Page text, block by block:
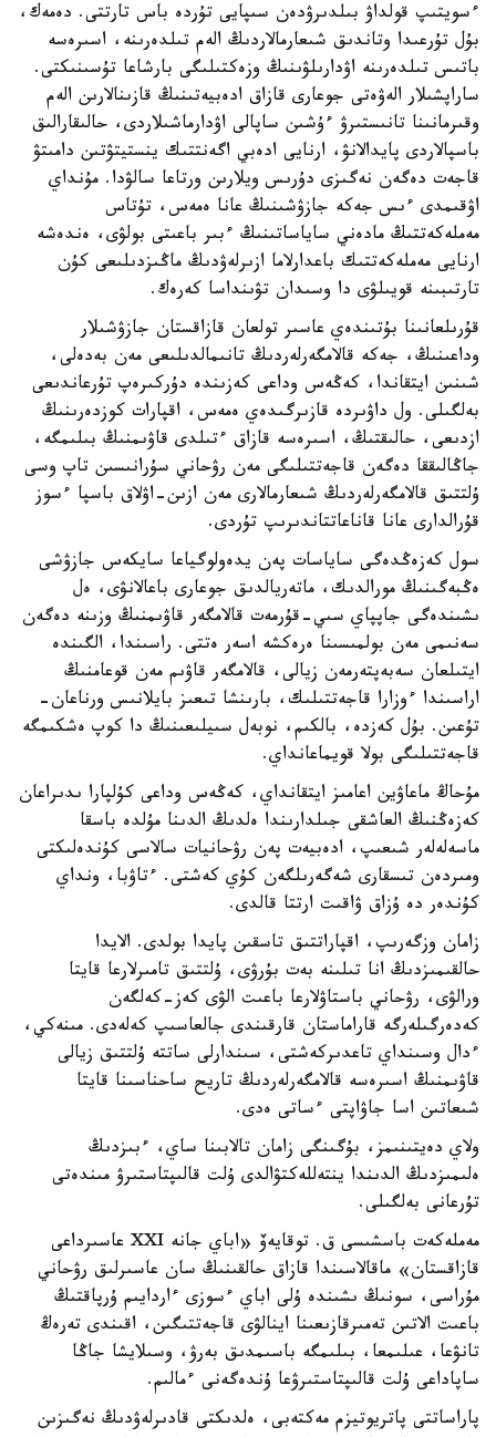
ءسويتىپ قولداۋ بىلدىرۋدەن سىپايى تۇردە باس تارتتى. دەمەك،
بۇل تۇرعىدا وتاندىق شىعارمالاردىڭ الەم تىلدەرىنە، اسىرەسە
باتىس تىلدەرىنە اۋدارىلۋىنىڭ وزەكتىلىگى بارشاعا تۇسىنىكتى.
ساراپشىلار الەۋەتى جوعارى قازاق ادەبيەتىنىڭ قازىنالارىن الەم
وقىرمانىنا تانىستىرۋ ءۇشىن ساپالى اۋدارماشىلاردى، حالىقارالىق
باسپالاردى پايدالانۋ، ارنايى ادەبي اگەنتتىك ينستيتۋتىن دامىتۋ
قاجەت دەگەن نەگىزى دۇرىس ويلارىن ورتاعا سالۋدا. مۇنداي
اۋقىمدى ءىس جەكە جازۋشىنىڭ عانا ەمەس، تۇتاس
مەملەكەتتىڭ مادەني ساياساتىنىڭ ءبىر باعىتى بولۋى، ەندەشە
ارنايى مەملەكەتتىك باعدارلاما ازىرلەۋدىڭ ماڭىزدىلىعى كۇن
تارتىبىنە قويىلۋى دا وسىدان تۋىنداسا كەرەك.
قۇرىلعانىنا بۇتىندەي عاسىر تولعان قازاقستان جازۋشىلار
وداعىنىڭ، جەكە قالامگەرلەردىڭ تانىمالدىلىعى مەن بەدەلى،
شىنىن ايتقاندا، كەڭەس وداعى كەزىندە دۇركىرەپ تۇرعاندىعى
بەلگىلى. ول داۋىردە قازىرگىدەي ەمەس، اقپارات كوزدەرىنىڭ
ازدىعى، حالىقتىڭ، اسىرەسە قازاق ءتىلدى قاۋىمنىڭ بىلىمگە،
جاڭالىققا دەگەن قاجەتتىلىگى مەن رۋحاني سۇرانىسىن تاپ وسى
ۇلتتىق قالامگەرلەردىڭ شىعارمالارى مەن ازىن-اۋلاق باسپا ءسوز
قۇرالدارى عانا قاناعاتتاندىرىپ تۇردى.
سول كەزەڭدەگى ساياسات پەن يدەولوگياعا سايكەس جازۋشى
ەڭبەگىنىڭ مورالدىك، ماتەريالدىق جوعارى باعالانۋى، ەل
ىشىندەگى جاپپاي سىي-قۇرمەت قالامگەر قاۋىمنىڭ وزىنە دەگەن
سەنىمى مەن بولمىسىنا ەرەكشە اسەر ەتتى. راسىندا، الگىندە
ايتىلعان سەبەپتەرمەن زيالى، قالامگەر قاۋىم مەن قوعامنىڭ
اراسىندا ءوزارا قاجەتتىلىك، بارىنشا تىعىز بايلانىس ورناعان-
تۇعىن. بۇل كەزدە، بالكىم، نوبەل سىيلىعىنىڭ دا كوپ ەشكىمگە
قاجەتتىلىگى بولا قويماعانداي.
مۇحاڭ ماعاۋين اعامىز ايتقانداي، كەڭەس وداعى كۇلپارا ىدىراعان
كەزەڭنىڭ العاشقى جىلدارىندا ەلدىڭ الدىنا مۇلدە باسقا
ماسەلەلەر شىعىپ، ادەبيەت پەن رۋحانيات سالاسى كۇندەلىكتى
ومىردەن تىسقارى شەگەرىلگەن كۇي كەشتى. ءتاۋبا، ونداي
كۇندەر دە ۇزاق ۋاقىت ارتتا قالدى.
زامان وزگەرىپ، اقپاراتتىق تاسقىن پايدا بولدى. الايدا
حالقىمىزدىڭ انا تىلىنە بەت بۇرۋى، ۇلتتىق تامىرلارعا قايتا
ورالۋى، رۋحاني باستاۋلارعا باعىت الۋى كەز-كەلگەن
كەدەرگىلەرگە قاراماستان قارقىندى جالعاسىپ كەلەدى. مىنەكي،
ءدال وسىنداي تاعدىركەشتى، سىندارلى ساتتە ۇلتتىق زيالى
قاۋىمنىڭ اسىرەسە قالامگەرلەردىڭ تاريح ساحناسىنا قايتا
شىعاتىن اسا جاۋاپتى ءساتى ەدى.
ولاي دەيتىنىمز، بۇگىنگى زامان تالابىنا ساي، ءبىزدىڭ
ەلىمىزدىڭ الدىندا ينتەللەكتۋالدى ۇلت قالىپتاستىرۋ مىندەتى
تۇرعانى بەلگىلى.
مەملەكەت باسشىسى ق. توقايەۆ «اباي جانە XXI عاسىرداعى
قازاقستان» ماقالاسىندا قازاق حالقىنىڭ سان عاسىرلىق رۋحاني
مۇراسى، سونىڭ ىشىندە ۇلى اباي ءسوزى ءاردايىم ۇرپاقتىڭ
باعىت الاتىن تەمىرقازىعىنا اينالۋى قاجەتتىگىن، اقىندى تەرەڭ
تانۋعا، عىلىمعا، بىلىمگە باسىمدىق بەرۋ، وسىلايشا جاڭا
ساپاداعى ۇلت قالىپتاستىرۋعا ۇندەگەنى ءمالىم.
پاراساتتى پاتريوتيزم مەكتەبى، ەلدىكتى قادىرلەۋدىڭ نەگىزىن